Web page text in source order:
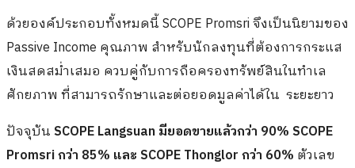
ด้วยองค์ประกอบทั้งหมดนี้ SCOPE Promsri จึงเป็นนิยามของ
Passive Income คุณภาพ สำหรับนักลงทุนที่ต้องการกระแส
เงินสดสม่ำเสมอ ควบคู่กับการถือครองทรัพย์สินในทำเล
ศักยภาพ ที่สามารถรักษาและต่อยอดมูลค่าได้ใน ระยะยาว
ปัจจุบัน SCOPE Langsuan มียอดขายแล้วกว่า 90% SCOPE
Promsri กว่า 85% และ SCOPE Thonglor กว่า 60% ตัวเลข